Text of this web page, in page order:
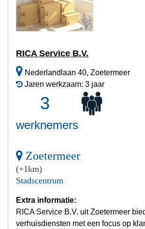
RICA Service B.V.
Nederlandlaan 40, Zoetermeer
Jaren werkzaam: 3 jaar
3
werknemers
Zoetermeer
(+1km)
Stadscentrum
Extra informatie:
RICA Service B.V. uit Zoetermeer
verhuisdiensten met een focus op